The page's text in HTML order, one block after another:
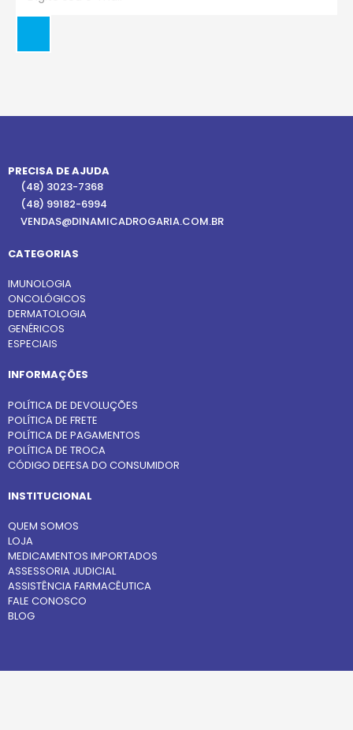
PRECISA DE AJUDA
(48) 3023-7368
(48) 99182-6994
VENDAS@DINAMICADROGARIA.COM.BR
CATEGORIAS
IMUNOLOGIA
ONCOLÓGICOS
DERMATOLOGIA
GENÉRICOS
ESPECIAIS
INFORMAÇÕES
POLÍTICA DE DEVOLUÇÕES
POLÍTICA DE FRETE
POLÍTICA DE PAGAMENTOS
POLÍTICA DE TROCA
CÓDIGO DEFESA DO CONSUMIDOR
INSTITUCIONAL
QUEM SOMOS
LOJA
MEDICAMENTOS IMPORTADOS
ASSESSORIA JUDICIAL
ASSISTÊNCIA FARMACÊUTICA
FALE CONOSCO
BLOG